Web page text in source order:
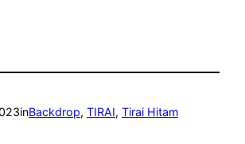
inBackdrop, TIRAI, Tirai Hitam